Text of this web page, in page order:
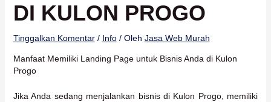
DI KULON PROGO
Tinggalkan Komentar / Info/ Oleh Jasa Web Murah
Manfaat Memiliki Landing Page untuk Bisnis Anda di Kulon
Progo
Jika Anda sedang menjalankan bisnis di Kulon Progo, memiliki